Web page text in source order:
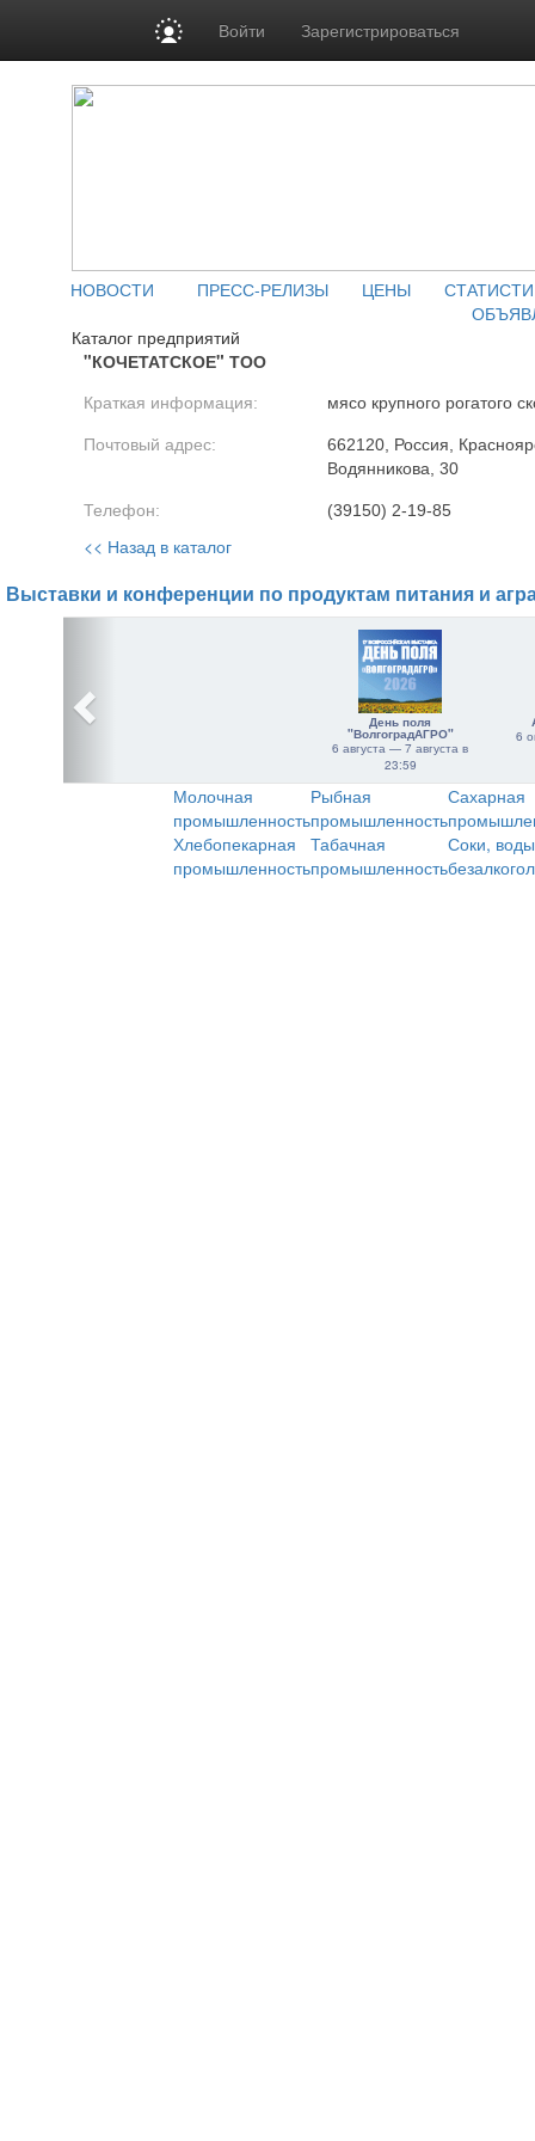
Войти Зарегистрироваться
НОВОСТИ ПРЕСС-РЕЛИЗЫ ЦЕНЫ
Каталог предприятий
"КОЧЕТАТСКОЕ" ТОО
Краткая информация: мясо крупного рогатого
Почтовый адрес:
662120, Россия,
Водянникова, 30
Телефон: (39150) 2-19-85
<< Назад в каталог
Выставки и конференции по продуктам питания и
День поля
"ВолгоградАГРО"
6 августа — 7 августа в
23:59
6
Молочная
промышленность
Рыбная
промышленность
Сахарная
Хлебопекарная
промышленность
Табачная
промышленность
Соки,